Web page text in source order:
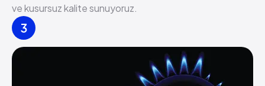
ve kusursuz kalite sunuyoruz.